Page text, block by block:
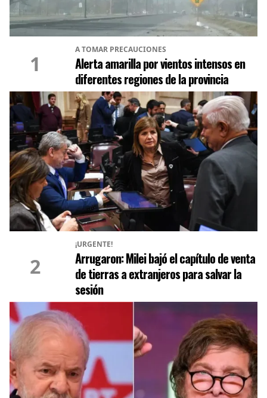
1
A TOMAR PRECAUCIONES
Alerta amarilla por vientos intensos en
diferentes regiones de la provincia
2
¡URGENTE!
Arrugaron: Milei bajó el capítulo de venta
de tierras a extranjeros para salvar la
sesión